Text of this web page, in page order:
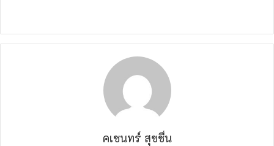
คเชนทร์ สุขชื่น